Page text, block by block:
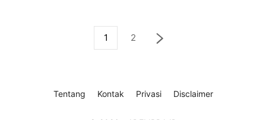
1 2
Tentang Kontak Privasi Disclaimer